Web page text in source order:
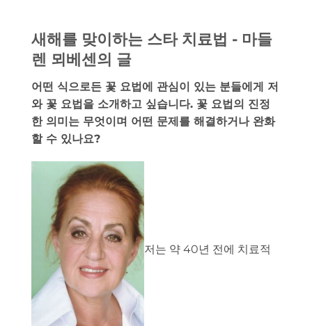
새해를 맞이하는 스타 치료법 - 마들
렌 뫼베센의 글
어떤 식으로든 꽃 요법에 관심이 있는 분들에게 저
와 꽃 요법을 소개하고 싶습니다. 꽃 요법의 진정
한 의미는 무엇이며 어떤 문제를 해결하거나 완화
할 수 있나요?
저는 약 40년 전에 치료적